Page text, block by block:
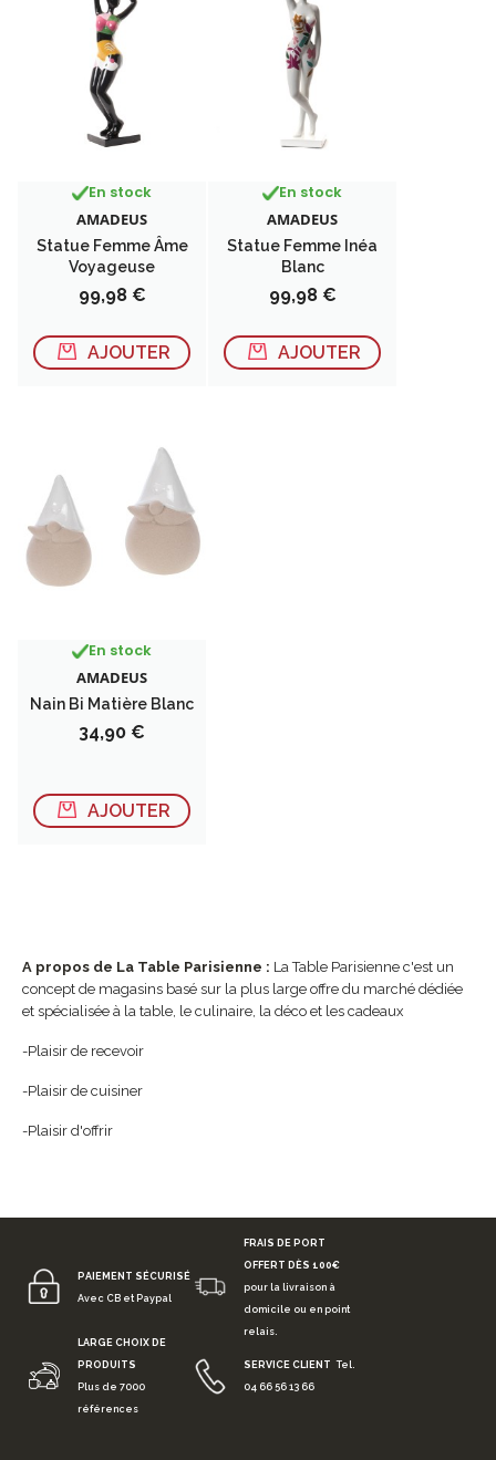
En stock
AMADEUS
Statue Femme Âme
Voyageuse
Prix
99,98 €
AJOUTER
En stock
AMADEUS
Statue Femme Inéa
Blanc
Prix
99,98 €
AJOUTER
En stock
AMADEUS
Nain Bi Matière Blanc
Prix
34,90 €
AJOUTER
A propos de La Table Parisienne : La Table Parisienne c'est un
concept de magasins basé sur la plus large offre du marché dédiée
et spécialisée à la table, le culinaire, la déco et les cadeaux
-Plaisir de recevoir
-Plaisir de cuisiner
-Plaisir d'offrir
PAIEMENT SÉCURISÉ
Avec CB et Paypal
FRAIS DE PORT
OFFERT DÈS 100€
pour la livraison à
domicile ou en point
relais.
LARGE CHOIX DE
PRODUITS
Plus de 7000
références
SERVICE CLIENT Tel.
04 66 56 13 66